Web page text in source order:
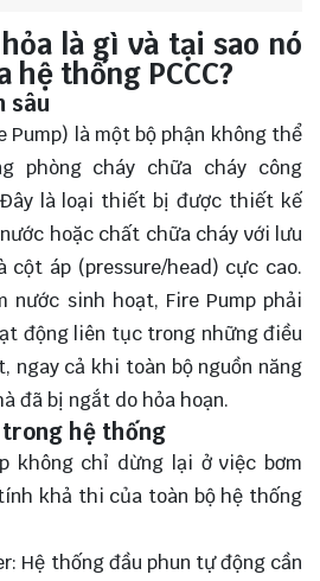
là gì và tại sao nó
hệ thống PCCC?
sâu
Pump) là một bộ phận không thể
phòng cháy chữa cháy công
là loại thiết bị được thiết kế
hoặc chất chữa cháy với lưu
cột áp (pressure/head) cực cao.
nước sinh hoạt, Fire Pump phải
động liên tục trong những điều
ngay cả khi toàn bộ nguồn năng
đã bị ngắt do hỏa hoạn.
hệ thống
không chỉ dừng lại ở việc bơm
khả thi của toàn bộ hệ thống
Hệ thống đầu phun tự động cần